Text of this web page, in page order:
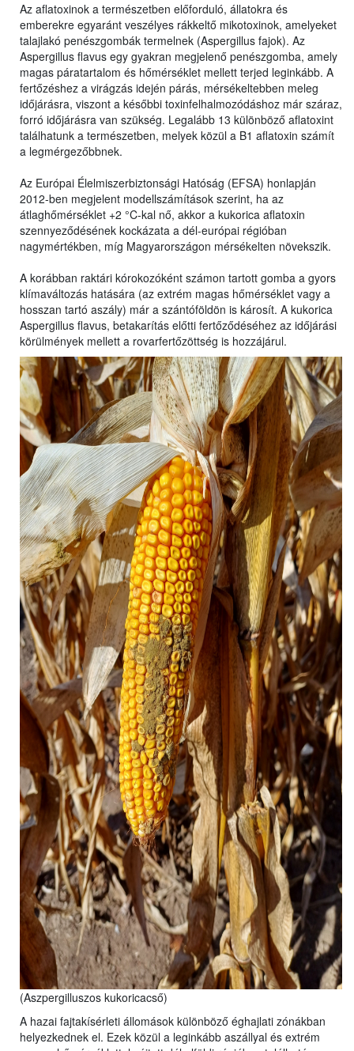
Az aflatoxinok a természetben előforduló, állatokra és
emberekre egyaránt veszélyes rákkeltő mikotoxinok, amelyeket
talajlakó penészgombák termelnek (Aspergillus fajok). Az
Aspergillus flavus egy gyakran megjelenő penészgomba, amely
magas páratartalom és hőmérséklet mellett terjed leginkább. A
fertőzéshez a virágzás idején párás, mérsékeltebben meleg
időjárásra, viszont a későbbi toxinfelhalmozódáshoz már száraz,
forró időjárásra van szükség. Legalább 13 különböző aflatoxint
találhatunk a természetben, melyek közül a B1 aflatoxin számít
a legmérgezőbbnek.
Az Európai Élelmiszerbiztonsági Hatóság (EFSA) honlapján
2012-ben megjelent modellszámítások szerint, ha az
átlaghőmérséklet +2 °C-kal nő, akkor a kukorica aflatoxin
szennyeződésének kockázata a dél-európai régióban
nagymértékben, míg Magyarországon mérsékelten növekszik.
A korábban raktári kórokozóként számon tartott gomba a gyors
klímaváltozás hatására (az extrém magas hőmérséklet vagy a
hosszan tartó aszály) már a szántóföldön is károsít. A kukorica
Aspergillus flavus, betakarítás előtti fertőződéséhez az időjárási
körülmények mellett a rovarfertőzöttség is hozzájárul.
(Aszpergilluszos kukoricacső)
A hazai fajtakísérleti állomások különböző éghajlati zónákban
helyezkednek el. Ezek közül a leginkább aszállyal és extrém